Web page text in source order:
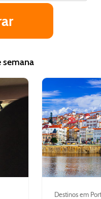
semana
Destinos em